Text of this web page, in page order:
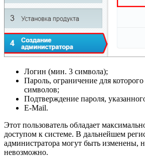
Логин (мин. 3 символа);
Пароль, ограничение для
символов;
Подтверждение пароля,
E-Mail.
Этот пользователь обладает
доступом к системе. В дальнейшем
администратора могут быть изменены,
невозможно.